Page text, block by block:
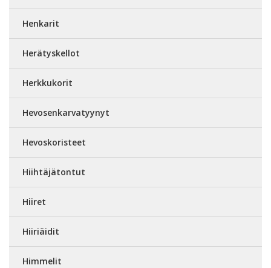
Henkarit
Herätyskellot
Herkkukorit
Hevosenkarvatyynyt
Hevoskoristeet
Hiihtäjätontut
Hiiret
Hiiriäidit
Himmelit